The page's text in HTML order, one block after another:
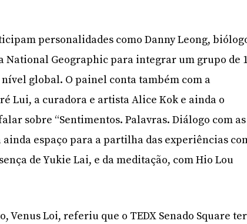
personalidades como Danny Leong,
National Geographic para integrar um grupo de
global. O painel conta também com a
Lui, a curadora e artista Alice Kok e ainda o
sobre “Sentimentos. Palavras. Diálogo com as
ainda espaço para a partilha das experiências
de Yukie Lai, e da meditação, com Hio Lou
Venus Loi, referiu que o TEDX Senado Square